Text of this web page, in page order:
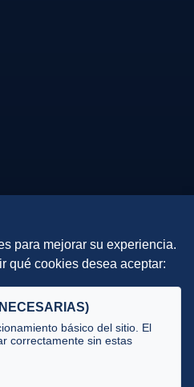
para mejorar su experiencia.
qué cookies desea aceptar:
básico del sitio. El
correctamente sin estas